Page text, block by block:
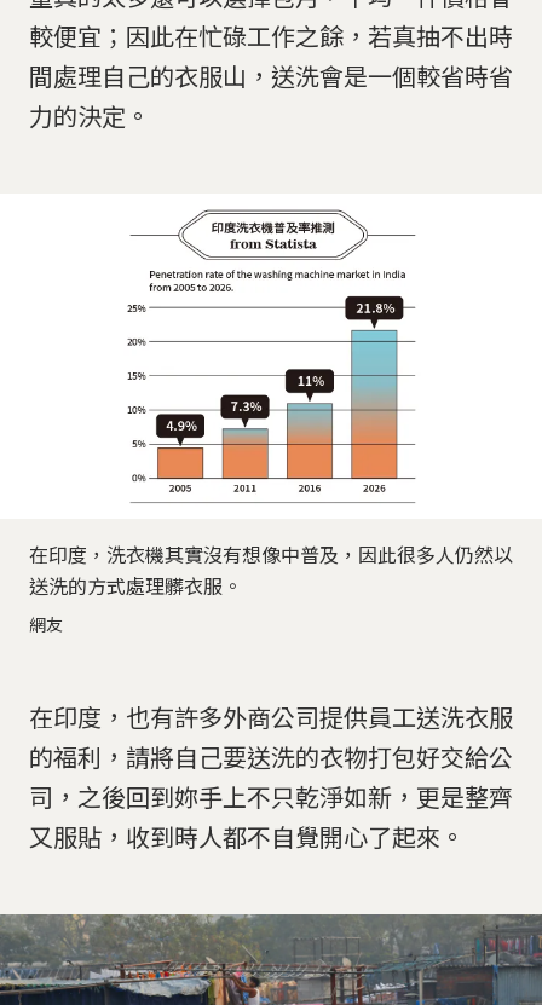
較便宜；因此在忙碌工作之餘，若真抽不出時
間處理自己的衣服山，送洗會是一個較省時省
力的決定。
在印度，洗衣機其實沒有想像中普及，因此很多人仍然以
送洗的方式處理髒衣服。
網友
在印度，也有許多外商公司提供員工送洗衣服
的福利，請將自己要送洗的衣物打包好交給公
司，之後回到妳手上不只乾淨如新，更是整齊
又服貼，收到時人都不自覺開心了起來。